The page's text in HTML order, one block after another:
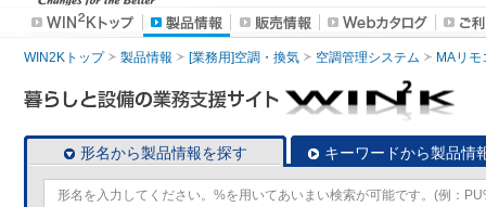
WIN2Kトップ 製品情報 [業務用]空調・換気 空調管理システム MAリモ
形名から製品情報を探す キーワードから製品情